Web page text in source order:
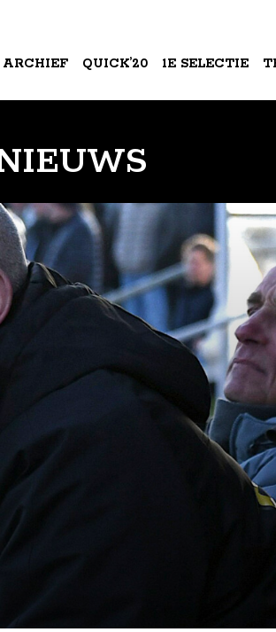
ARCHIEF QUICK’20 1E SELECTIE